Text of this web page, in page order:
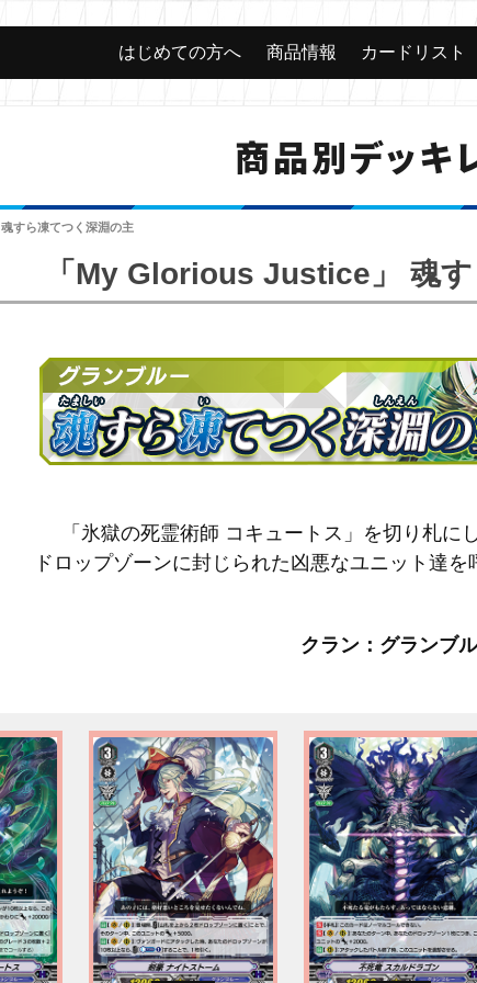
はじめての方へ 商品情報 カードリスト
商品別デッキ
魂すら凍てつく深淵の主
「My Glorious Justice」 魂
「氷獄の死霊術師 コキュートス」を切り札に
ドロップゾーンに封じられた凶悪なユニット達を
クラン：グランブ